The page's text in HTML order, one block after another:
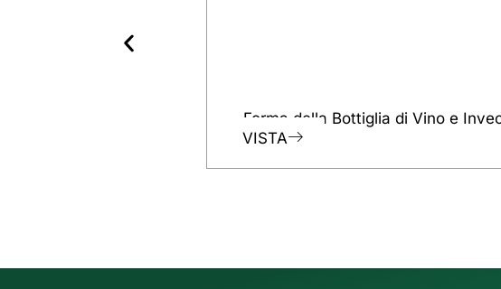
Forma della Bottiglia di Vino e
VISTA